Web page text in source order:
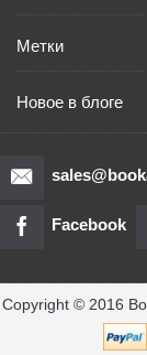
Метки
Новое в блоге
Facebook
Copyright © 2016